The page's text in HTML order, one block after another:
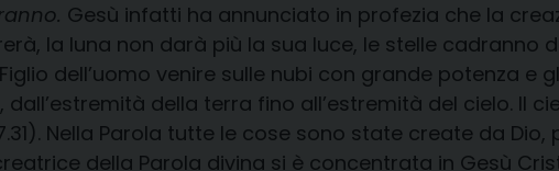
Gesù infatti ha annunciato in profezia che la
la luna non darà più la sua luce, le stelle cadranno
dell’uomo venire sulle nubi con grande potenza e
della terra fino all’estremità del cielo. Il
Nella Parola tutte le cose sono state create da
della Parola divina si è concentrata in Gesù